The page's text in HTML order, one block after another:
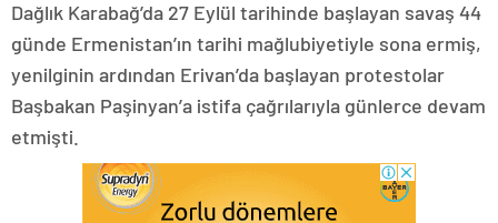
Dağlık Karabağ’da 27 Eylül tarihinde başlayan savaş 44
günde Ermenistan’ın tarihi mağlubiyetiyle sona ermiş,
yenilginin ardından Erivan’da başlayan protestolar
Başbakan Paşinyan’a istifa çağrılarıyla günlerce devam
etmişti.